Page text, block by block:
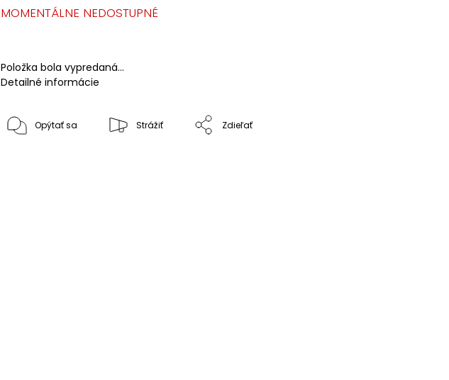
Položka bola vypredaná…
MOMENTÁLNE NEDOSTUPNÉ
Detailné informácie
Opýtať sa Strážiť Zdieľať